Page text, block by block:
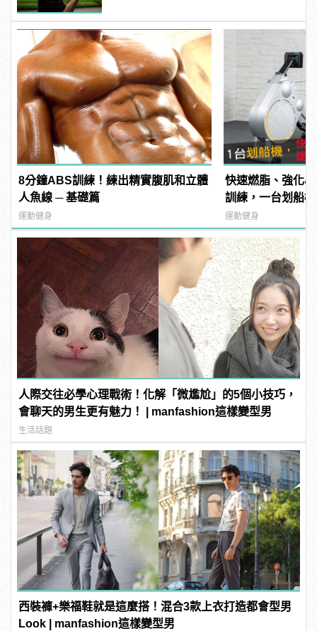
8分鐘ABS訓練！練出精實腹肌和立體
人魚線 ─ 基礎篇
運動健身
快速燃脂、強化
訓練，一台划船
運動健身
人際交往必學心理戰術！化解「微尷尬」的5個小技巧，
會聊天的男生更有魅力！ | manfashion這樣變型男
生活話題
西裝褲+樂福鞋就是這麼搭！混合3款上衣打造都會型男
Look | manfashion這樣變型男